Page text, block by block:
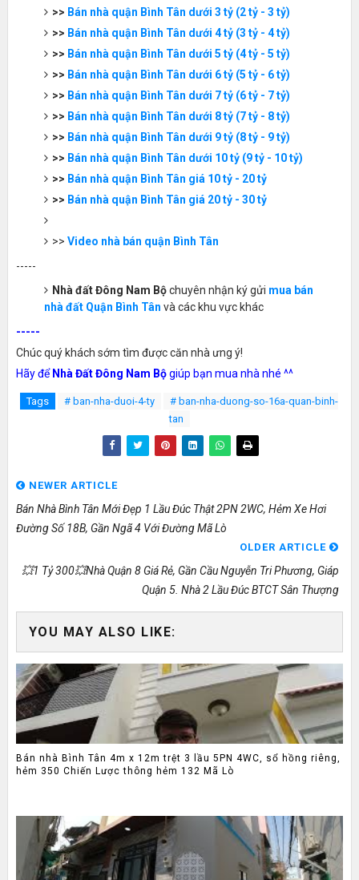
>> Bán nhà quận Bình Tân dưới 3 tỷ (2 tỷ - 3 tỷ)
>> Bán nhà quận Bình Tân dưới 4 tỷ (3 tỷ - 4 tỷ)
>> Bán nhà quận Bình Tân dưới 5 tỷ (4 tỷ - 5 tỷ)
>> Bán nhà quận Bình Tân dưới 6 tỷ (5 tỷ - 6 tỷ)
>> Bán nhà quận Bình Tân dưới 7 tỷ (6 tỷ - 7 tỷ)
>> Bán nhà quận Bình Tân dưới 8 tỷ (7 tỷ - 8 tỷ)
>> Bán nhà quận Bình Tân dưới 9 tỷ (8 tỷ - 9 tỷ)
>> Bán nhà quận Bình Tân dưới 10 tỷ (9 tỷ - 10 tỷ)
>> Bán nhà quận Bình Tân giá 10 tỷ - 20 tỷ
>> Bán nhà quận Bình Tân giá 20 tỷ - 30 tỷ
>> Video nhà bán quận Bình Tân
-----
Nhà đất Đông Nam Bộchuyên nhận ký gửi mua bán
nhà đất Quận Bình Tân và các khu vực khác
-----
Chúc quý khách sớm tìm được căn nhà ưng ý!
Hãy để Nhà Đất Đông Nam Bộgiúp bạn mua nhà nhé ^^
Tags # ban-nha-duoi-4-ty
# ban-nha-duong-so-16a-quan-binh-
tan
NEWER ARTICLE
Bán Nhà Bình Tân Mới Đẹp 1 Lầu Đúc Thật 2PN 2WC, Hẻm Xe Hơi
Đường Số 18B, Gần Ngã 4 Với Đường Mã Lò
OLDER ARTICLE
💥1 Tỷ 300💥nhà Quận 8 Giá Rẻ, Gần Cầu Nguyễn Tri Phương, Giáp
Quận 5. Nhà 2 Lầu Đúc BTCT Sân Thượng
YOU MAY ALSO LIKE:
Bán nhà Bình Tân 4m x 12m trệt 3 lầu 5PN 4WC, sổ hồng riêng,
hẻm 350 Chiến Lược thông hẻm 132 Mã Lò